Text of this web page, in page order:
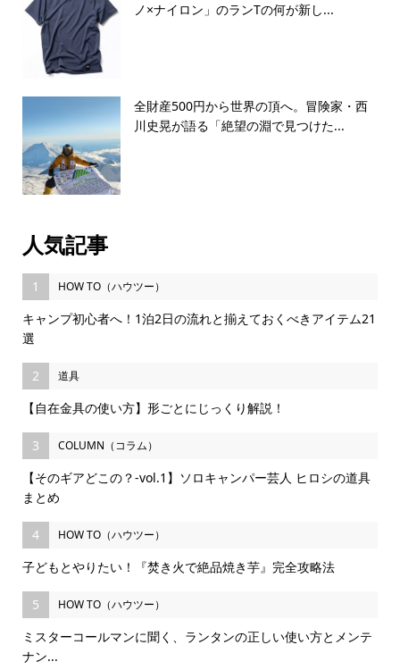
ノ×ナイロン」のランTの何が新し...
全財産500円から世界の頂へ。冒険家・西
川史晃が語る「絶望の淵で見つけた...
人気記事
1 HOW TO（ハウツー）
キャンプ初心者へ！1泊2日の流れと揃えておくべきアイテム21
選
2 道具
【自在金具の使い方】形ごとにじっくり解説！
3 COLUMN（コラム）
【そのギアどこの？-vol.1】ソロキャンパー芸人 ヒロシの道具
まとめ
4 HOW TO（ハウツー）
子どもとやりたい！『焚き火で絶品焼き芋』完全攻略法
5 HOW TO（ハウツー）
ミスターコールマンに聞く、ランタンの正しい使い方とメンテ
ナン...